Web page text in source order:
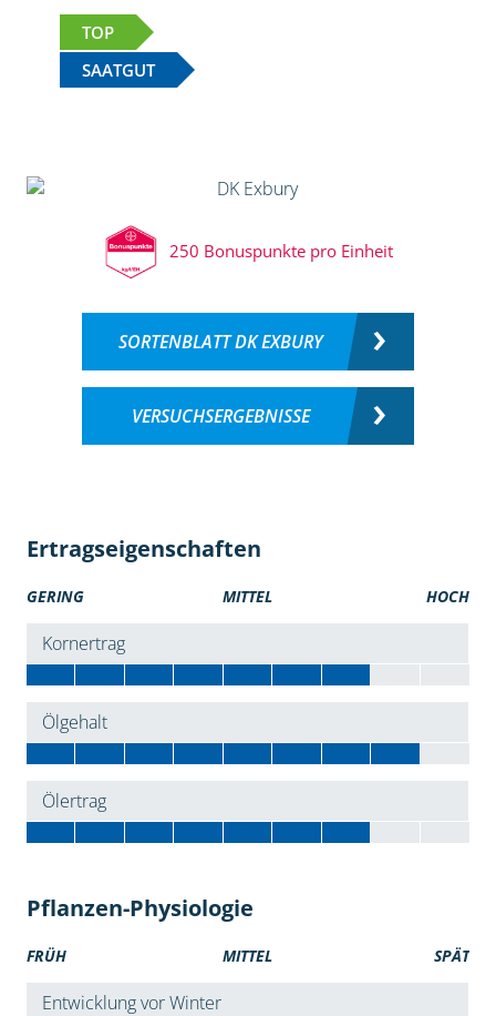
TOP
SAATGUT
250 Bonuspunkte pro Einheit
SORTENBLATT DK EXBURY
VERSUCHSERGEBNISSE
Ertragseigenschaften
GERING MITTEL HOCH
Kornertrag
Ölgehalt
Ölertrag
Pflanzen-Physiologie
FRÜH MITTEL SPÄT
Entwicklung vor Winter